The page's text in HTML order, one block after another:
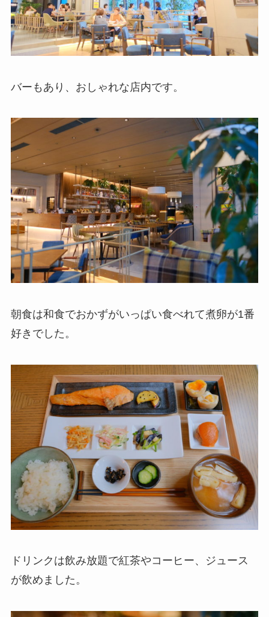
バーもあり、おしゃれな店内です。
朝食は和食でおかずがいっぱい食べれて煮卵が1番
好きでした。
ドリンクは飲み放題で紅茶やコーヒー、ジュース
が飲めました。